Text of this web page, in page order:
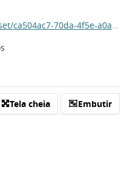
4dbc-4019-bd11-2a041dd3f465/download/acidente_por_animal_peconhento.csv
Tela cheia Embutir